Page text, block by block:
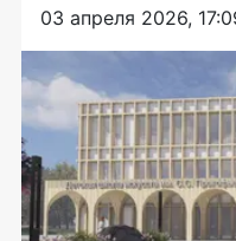
03 апреля 2026,